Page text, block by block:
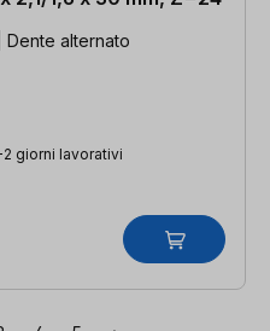
alternato
giorni lavorativi